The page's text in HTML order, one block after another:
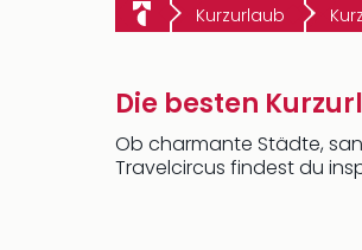
Kurzurlaub
Die besten
Ob charmante Städte,
Travelcircus findest du